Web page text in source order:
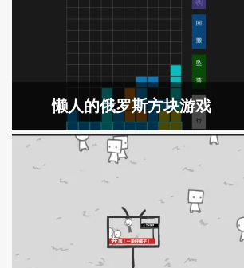
懒人的俄罗斯方块游戏